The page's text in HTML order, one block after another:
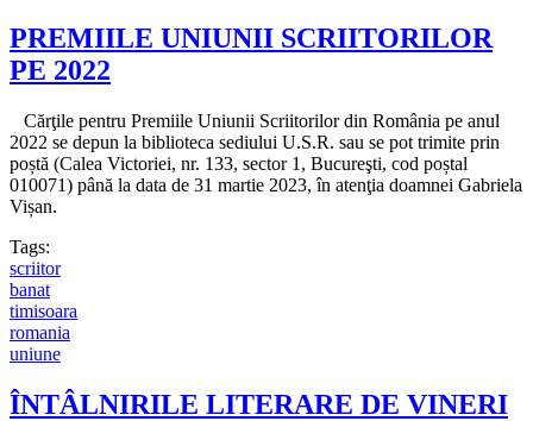
PREMIILE UNIUNII SCRIITORILOR
PE 2022
Cărţile pentru Premiile Uniunii Scriitorilor din România pe anul
2022 se depun la biblioteca sediului U.S.R. sau se pot trimite prin
poștă (Calea Victoriei, nr. 133, sector 1, Bucureşti, cod poștal
010071) până la data de 31 martie 2023, în atenţia doamnei Gabriela
Vișan.
Tags:
scriitor
banat
timisoara
romania
uniune
ÎNTÂLNIRILE LITERARE DE VINERI